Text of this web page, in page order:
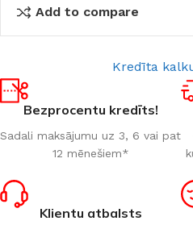
Add to compare
Kredīta
Bezprocentu kredīts!
Sadali maksājumu uz 3, 6 vai pat
12 mēnešiem*
Klientu atbalsts